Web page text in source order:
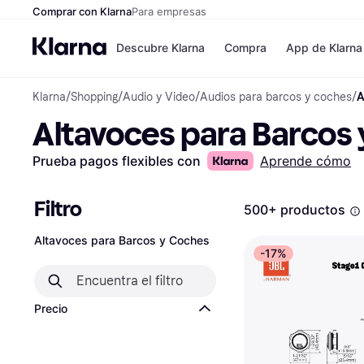
Comprar con KlarnaPara empresas
Descubre Klarna
Formas de
Paga ahora
Paga en 3 plazos
Paga en 30 días
Klarna en Apple
Compra
Tiendas
Shein
Zalando
Zara
Directorio de
App de Klarna
Klarna/Shopping/Audio y Video/Audios para barcos y coches/
Altavoces para Barcos
Prueba pagos flexibles con Aprende cómo
Filtro
Altavoces para Barcos y Coches
Precio
500+ productos
-17%